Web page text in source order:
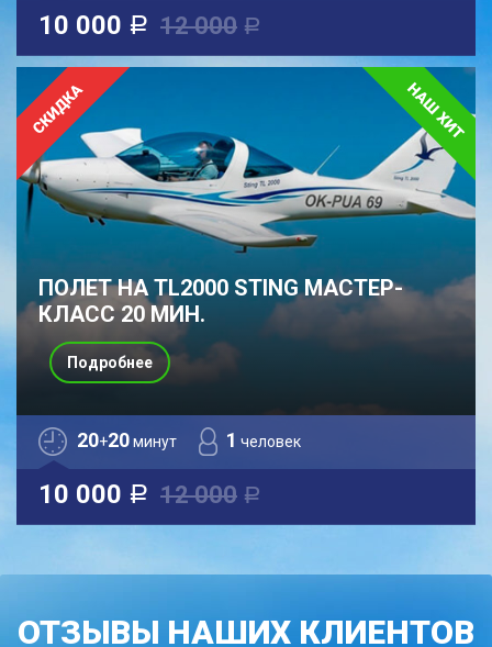
10 000 a 12 000 a
ПОЛЕТ НА TL2000 STING МАСТЕР-
КЛАСС 20 МИН.
20+20минут 1 человек
10 000 a 12 000 a
Подробнее
ОТЗЫВЫ НАШИХ КЛИЕНТОВ